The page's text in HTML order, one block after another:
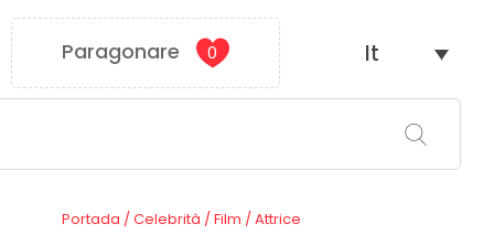
Paragonare 0 It
Portada /Celebrità /Film /Attrice